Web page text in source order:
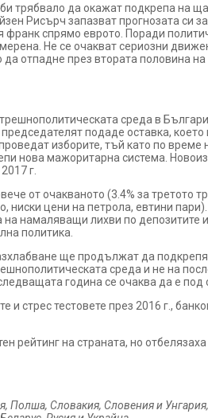
трябвало да окажат подкрепа на
Рисърч запазват прогнозата си
спрямо еврото. Поради
Не се очакват сериозни
отпадне през втората половина
среда в
подаде оставка,
изборите, тъй като по
нова мажоритарна система.
г.
от очакваното (3.4% за третото
цени на петрола, евтини
намаляващи лихви по
политика.
ще продължат да
среда и не на
година се очаква да е под
стрес тестовете през 2016 г.,
рейтинг на страната, но
Словакия, Словения и